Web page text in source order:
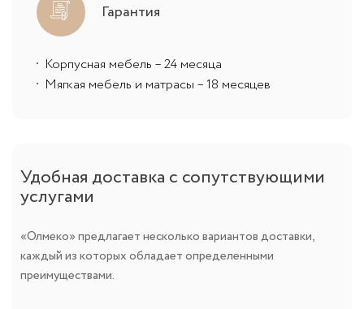
Гарантия
Корпусная мебель – 24 месяца
Мягкая мебель и матрасы – 18 месяцев
Удобная доставка с сопутствующими
услугами
«Олмеко» предлагает несколько вариантов доставки,
каждый из которых обладает определенными
преимуществами.